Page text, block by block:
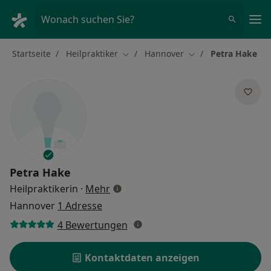
Wonach suchen Sie?
Startseite Heilpraktiker Stadt ändern
Hannover Stadt ändern
Petra Hake
Petra Hake
Heilpraktikerin · Mehrüber Spezialisierungen
Hannover 1 Adresse
4 Bewertungen
Kontaktdaten anzeigen